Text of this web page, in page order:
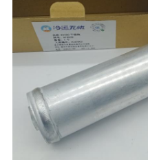
ー
ス